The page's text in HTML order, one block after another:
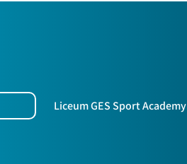
Liceum GES Sport Academy